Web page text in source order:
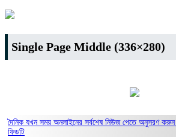
Single Page Middle (336×280)
দৈনিক যখন সময় অনলাইনের সর্বশেষ নিউজ পেতে অনুসরণ করুন
ফিডটি